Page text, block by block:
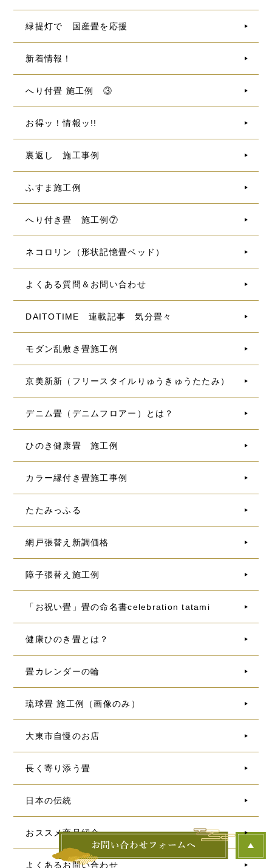
緑提灯で 国産畳を応援
新着情報！
へり付畳 施工例 ③
お得ッ！情報ッ!!
裏返し 施工事例
ふすま施工例
へり付き畳 施工例⑦
ネコロリン（形状記憶畳ベッド）
よくある質問＆お問い合わせ
DAITOTIME 連載記事 気分畳々
モダン乱敷き畳施工例
京美新新（フリースタイルりゅうきゅうたたみ）
デニム畳（デニムフロアー）とは？
ひのき健康畳 施工例
カラー縁付き畳施工事例
たたみっふる
網戸張替え新調価格
障子張替え施工例
「お祝い畳」畳の命名書celebration tatami
健康ひのき畳とは？
畳カレンダーの輪
琉球畳 施工例（画像のみ）
大東市自慢のお店
長く寄り添う畳
日本の伝統
おススメ商品紹介
よくあるお問い合わせ